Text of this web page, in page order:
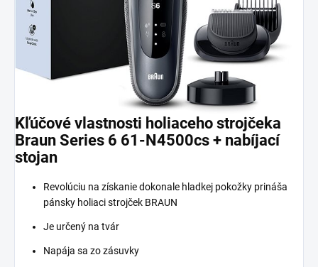
Kľúčové vlastnosti holiaceho strojčeka
Braun Series 6 61-N4500cs + nabíjací
stojan
Revolúciu na získanie dokonale hladkej pokožky prináša
pánsky holiaci strojček BRAUN
Je určený na tvár
Napája sa zo zásuvky